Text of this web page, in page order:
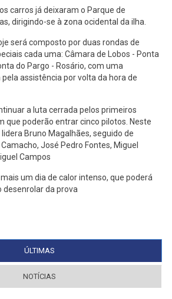
carros já deixaram o Parque de
dirigindo-se à zona ocidental da ilha.
será composto por duas rondas de
cada uma: Câmara de Lobos - Ponta
do Pargo - Rosário, com uma
assistência por volta da hora de
a luta cerrada pelos primeiros
que poderão entrar cinco pilotos. Neste
Bruno Magalhães, seguido de
José Pedro Fontes, Miguel
Campos
um dia de calor intenso, que poderá
desenrolar da prova
ÚLTIMAS
NOTÍCIAS